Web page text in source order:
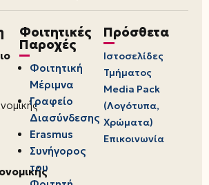
Φοιτητικές
Παροχές
Φοιτητική
Μέριμνα
Γραφείο
Διασύνδεσης
Erasmus
Συνήγορος
του
Πρόσθετα
Ιστοσελίδες
Τμήματος
Media Pack
(Λογότυπα,
Χρώματα)
Επικοινωνία